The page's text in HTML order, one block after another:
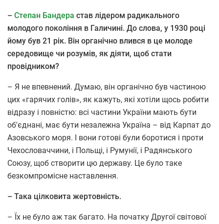
– Степан Бандера став лідером радикального
молодого покоління в Галичині. До слова, у 1930 році
йому був 21 рік. Він органічно влився в це молоде
середовище чи розумів, як діяти, щоб стати
провідником?
– Я не впевнений. Думаю, він органічно був частиною
цих «гарячих голів», як кажуть, які хотіли щось робити
відразу і повністю: всі частини України мають бути
об'єднані, має бути незалежна Україна – від Карпат до
Азовського моря. І вони готові були боротися і проти
Чехословаччини, і Польщі, і Румунії, і Радянського
Союзу, щоб створити цю державу. Це було таке
безкомпромісне наставлення.
– Така цілковита жертовність.
– Їх не було аж так багато. На початку Другої світової